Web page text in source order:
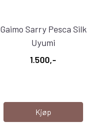
Gaimo Sarry Pesca Silk
Uyumi
1.500,-
Kjøp